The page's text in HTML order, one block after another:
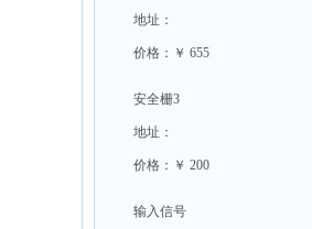
地址：
价格：￥ 655
安全栅3
地址：
价格：￥ 200
输入信号